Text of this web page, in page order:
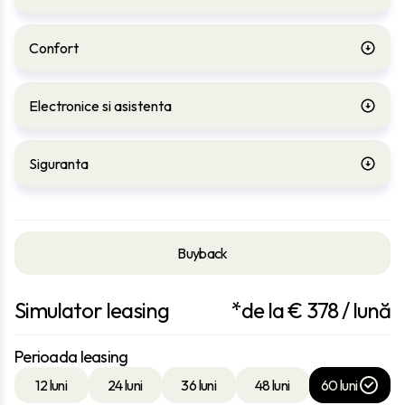
Buyback
Simulator leasing *de la € 378/ lună
Perioada leasing
12 luni 24 luni 36 luni 48 luni 60 luni
Confort
Electronice si asistenta
Siguranta